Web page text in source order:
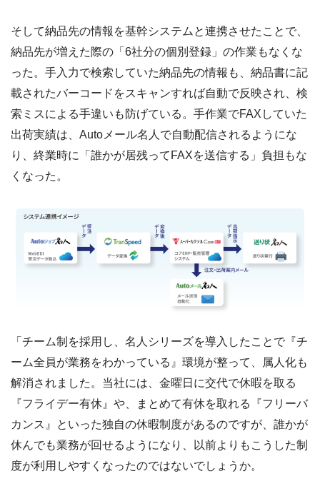
そして納品先の情報を基幹システムと連携させたことで、
納品先が増えた際の「6社分の個別登録」の作業もなくな
った。手入力で検索していた納品先の情報も、納品書に記
載されたバーコードをスキャンすれば自動で反映され、検
索ミスによる手違いも防げている。手作業でFAXしていた
出荷実績は、Autoメール名人で自動配信されるようにな
り、終業時に「誰かが居残ってFAXを送信する」負担もな
くなった。
「チーム制を採用し、名人シリーズを導入したことで『チ
ーム全員が業務をわかっている』環境が整って、属人化も
解消されました。当社には、金曜日に交代で休暇を取る
『フライデー有休』や、まとめて有休を取れる『フリーバ
カンス』といった独自の休暇制度があるのですが、誰かが
休んでも業務が回せるようになり、以前よりもこうした制
度が利用しやすくなったのではないでしょうか。